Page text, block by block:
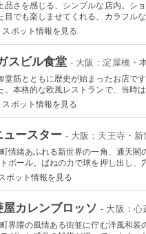
品さを感じる、シンプルな店内。シ
目でも楽しませてくれる、カラフル
スポット情報を見る
スビル食堂 - 大阪：淀屋橋・
堂筋とともに歴史が始まったお店で
。本格的な欧風レストランで、当時
スポット情報を見る
ュースター - 大阪：天王寺・新
情緒あふれる新世界の一角、通天閣
ボール。ばねの力で球を押し出し、
スポット情報を見る
屋カレンブロッソ - 大阪：心
界隈の風情ある街並に佇む洋風和装